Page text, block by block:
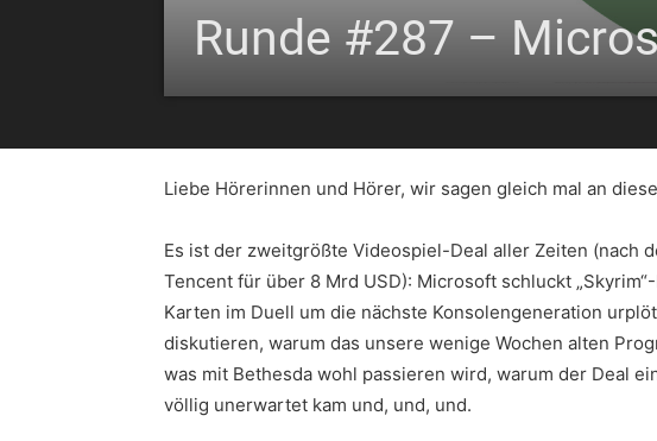
Runde #287 –
Liebe Hörerinnen und Hörer, wir sagen gleich mal an
Es ist der zweitgrößte Videospiel-Deal aller Zeiten (nach
Tencent für über 8 Mrd USD): Microsoft schluckt
Karten im Duell um die nächste Konsolengeneration
diskutieren, warum das unsere wenige Wochen alten
was mit Bethesda wohl passieren wird, warum der Deal
völlig unerwartet kam und, und, und.